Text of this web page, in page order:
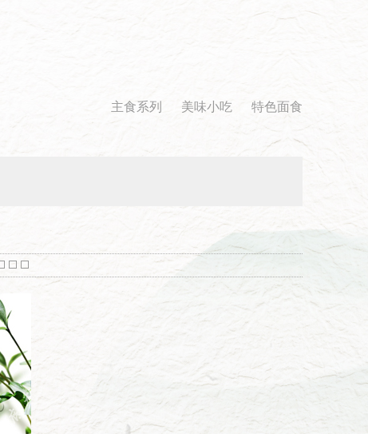
主食系列 美味小吃 特色面食